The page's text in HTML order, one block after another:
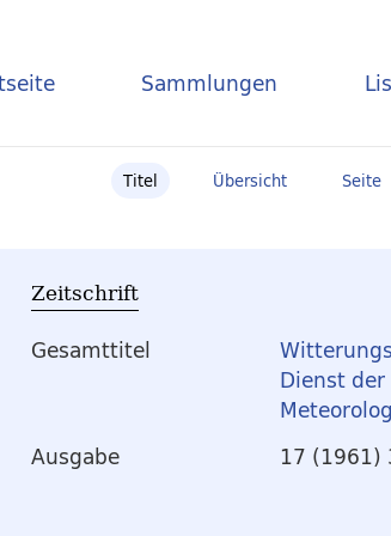
Sammlungen
Titel Übersicht Seite
Zeitschrift
Gesamttitel
Dienst
Ausgabe
17 (1961)